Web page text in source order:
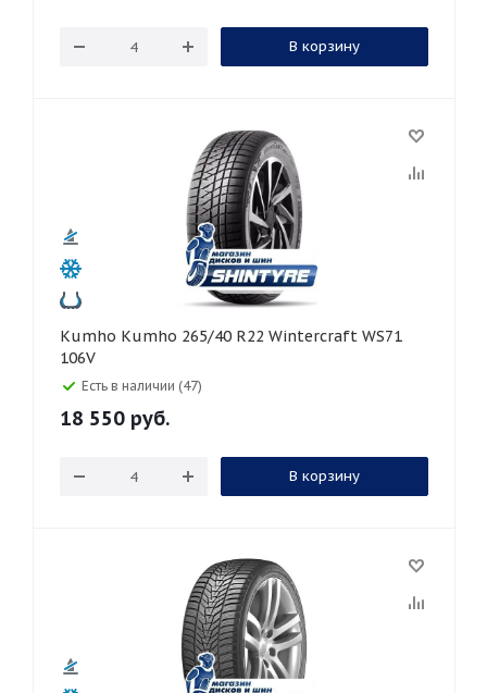
В корзину
Kumho Kumho 265/40 R22 Wintercraft WS71
106V
Есть в наличии (47)
18 550 руб.
В корзину